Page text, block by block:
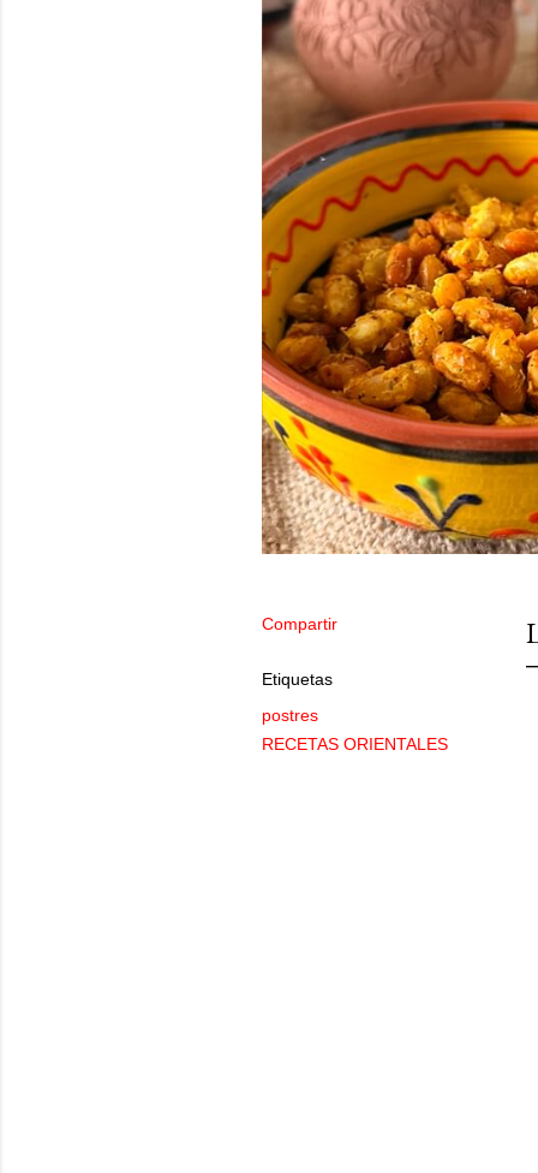
Compartir
Etiquetas
postres
RECETAS ORIENTALES